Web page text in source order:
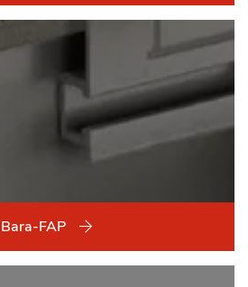
Bara-FAP